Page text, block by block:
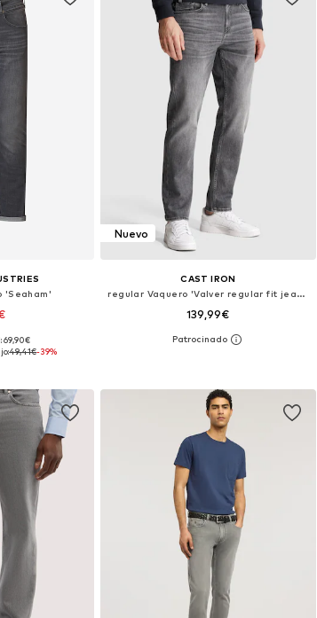
'Seaham'
+3
tallas
69,90€
49,41€-39%
Nuevo
CAST IRON
regular Vaquero 'Valver regular fit jeans'
139,99€
Disponible en muchas tallas